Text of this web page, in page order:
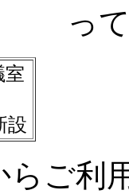
っ
室
設
らご利